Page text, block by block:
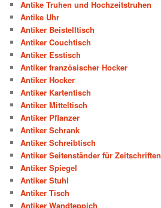
Antike Truhen und Hochzeitstruhen
Antike Uhr
Antiker Beistelltisch
Antiker Couchtisch
Antiker Esstisch
Antiker französischer Hocker
Antiker Hocker
Antiker Kartentisch
Antiker Mitteltisch
Antiker Pflanzer
Antiker Schrank
Antiker Schreibtisch
Antiker Seitenständer für Zeitschriften
Antiker Spiegel
Antiker Stuhl
Antiker Tisch
Antiker Wandteppich